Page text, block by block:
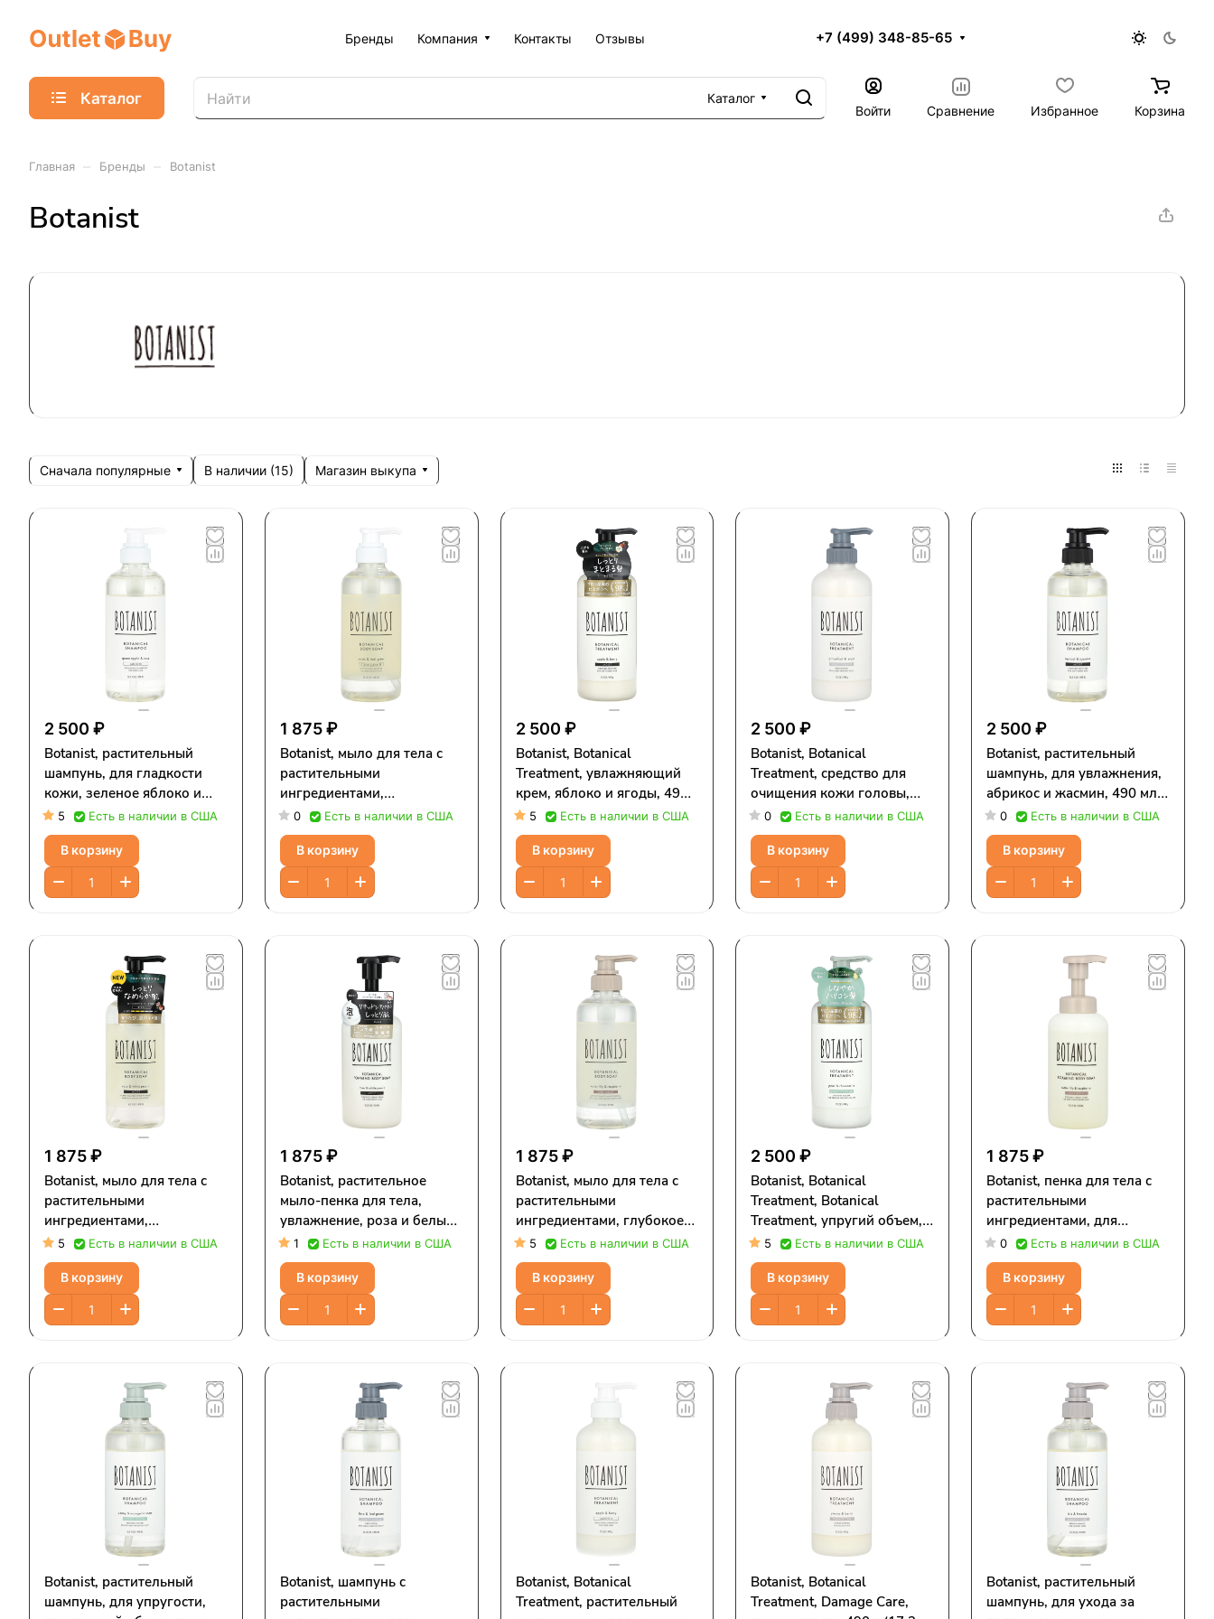
Бренды Компания Контакты Отзывы +7 (499) 348-85-65
Каталог
Каталог
Войти
Сравнение Избранное Корзина
Главная Бренды Botanist
Botanist
Сначала популярные В наличии (15) Магазин выкупа
2 500 ₽
Botanist, растительный
шампунь, для гладкости
кожи, зеленое яблоко и
роза, 490 мл (16,5 жидк.
унции)
5 Есть в наличии в США
В корзину
1 875 ₽
Botanist, мыло для тела с
растительными
ингредиентами,
очищающее средство,
черная смородина и
листовая зелень, 490 мл
(16,5 жидк. унции)
0 Есть в наличии в США
В корзину
2 500 ₽
Botanist, Botanical
Treatment, увлажняющий
крем, яблоко и ягоды, 490 г
(17,2 унции)
5 Есть в наличии в США
В корзину
2 500 ₽
Botanist, Botanical
Treatment, средство для
очищения кожи головы,
грейпфрут и шалфей, 490 г
(17,2 унции)
0 Есть в наличии в США
В корзину
2 500 ₽
Botanist, растительный
шампунь, для увлажнения,
абрикос и жасмин, 490 мл
(16,5 жидк. унции)
0 Есть в наличии в США
В корзину
1 875 ₽
Botanist, мыло для тела с
растительными
ингредиентами,
увлажняющее, роза и
белый персик, 490 мл (16,5
жидк. унции)
5 Есть в наличии в США
В корзину
1 875 ₽
Botanist, растительное
мыло-пенка для тела,
увлажнение, роза и белый
персик, 450 мл (15,2 жидк.
унции)
1 Есть в наличии в США
В корзину
1 875 ₽
Botanist, мыло для тела с
растительными
ингредиентами, глубокое
увлажнение, водная лилия
и малина, 490 мл (16,5
жидк. унции)
5 Есть в наличии в США
В корзину
2 500 ₽
Botanist, Botanical
Treatment, Botanical
Treatment, упругий объем,
груша и ромашка, 490 г
(17,2 унции)
5 Есть в наличии в США
В корзину
1 875 ₽
Botanist, пенка для тела с
растительными
ингредиентами, для
глубокого увлажнения,
водная лилия и малина,
450 мл (15,2 жидк. унции)
0 Есть в наличии в США
В корзину
Botanist, растительный
шампунь, для упругости,
Botanist, шампунь с
растительными
Botanist, Botanical
Treatment, растительный
Botanist, Botanical
Treatment, Damage Care,
Botanist, растительный
шампунь, для ухода за